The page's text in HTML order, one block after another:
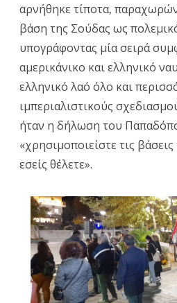
αρνήθηκε τίποτα,
βάση της Σούδας ως
υπογράφοντας μία σειρά
αμερικάνικο και ελληνικό
ελληνικό λαό όλο και
ιμπεριαλιστικούς
ήταν η δήλωση του
«χρησιμοποιείστε τις
εσείς θέλετε».